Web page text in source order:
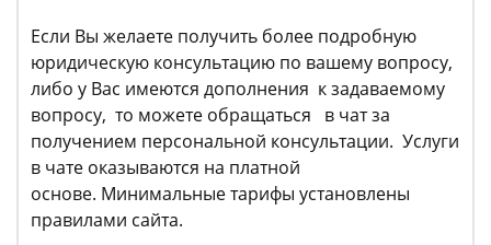
Если Вы желаете получить более подробную
юридическую консультацию по вашему вопросу,
либо у Вас имеются дополнения к задаваемому
вопросу, то можете обращаться в чат за
получением персональной консультации. Услуги
в чате оказываются на платной
основе. Минимальные тарифы установлены
правилами сайта.